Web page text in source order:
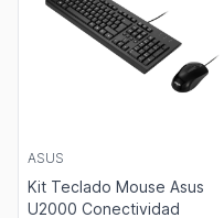
ASUS
Kit Teclado Mouse Asus
U2000 Conectividad